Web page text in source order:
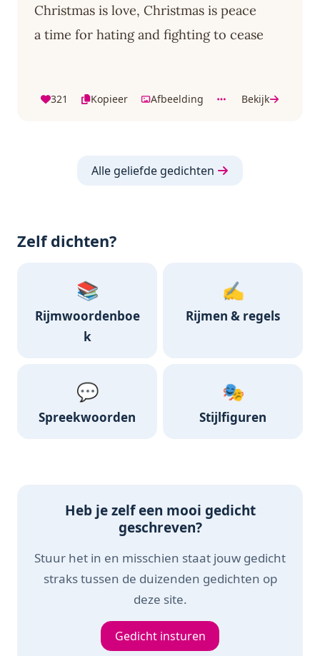
Christmas is love, Christmas is peace
a time for hating and fighting to cease
321 Kopieer Afbeelding Bekijk
Alle geliefde gedichten
Zelf dichten?
📚
Rijmwoordenboe
k
✍️
Rijmen & regels
💬
Spreekwoorden
🎭
Stijlfiguren
Heb je zelf een mooi gedicht
geschreven?
Stuur het in en misschien staat jouw gedicht
straks tussen de duizenden gedichten op
deze site.
Gedicht insturen